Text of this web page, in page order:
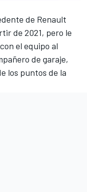
de Renault
de 2021, pero le
el equipo al
de garaje,
los puntos de la